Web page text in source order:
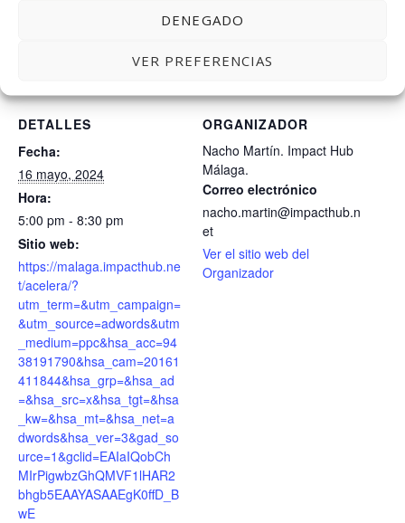
DENEGADO
VER PREFERENCIAS
DETALLES
Fecha:
16 mayo, 2024
Hora:
5:00 pm - 8:30 pm
Sitio web:
https://malaga.impacthub.ne
t/acelera/?
utm_term=&utm_campaign=
&utm_source=adwords&utm
_medium=ppc&hsa_acc=94
38191790&hsa_cam=20161
411844&hsa_grp=&hsa_ad
=&hsa_src=x&hsa_tgt=&hsa
_kw=&hsa_mt=&hsa_net=a
dwords&hsa_ver=3&gad_so
urce=1&gclid=EAIaIQobCh
MIrPigwbzGhQMVF1lHAR2
bhgb5EAAYASAAEgK0ffD_B
wE
ORGANIZADOR
Nacho Martín. Impact Hub
Málaga.
Correo electrónico
nacho.martin@impacthub.n
et
Ver el sitio web del
Organizador